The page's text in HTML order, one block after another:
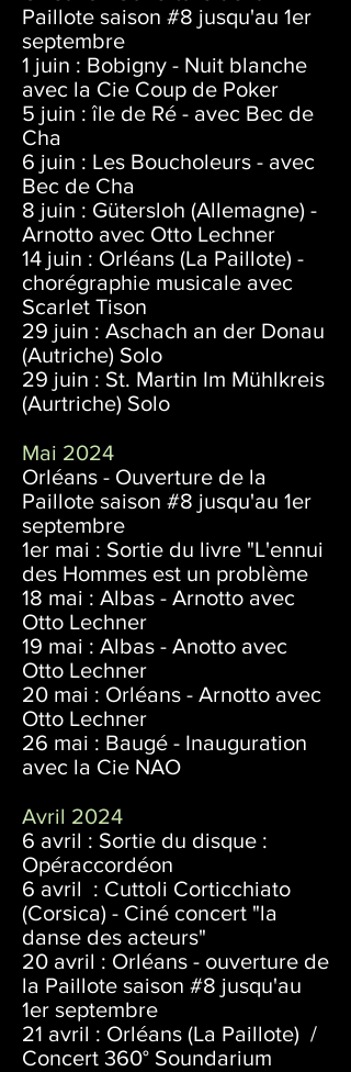
Paillote saison #8 jusqu'au 1er
septembre
1 juin : Bobigny - Nuit blanche
avec la Cie Coup de Poker
5 juin : île de Ré - avec Bec de
Cha
6 juin : Les Boucholeurs - avec
Bec de Cha
8 juin : Gütersloh (Allemagne) -
Arnotto avec Otto Lechner
14 juin : Orléans (La Paillote) -
chorégraphie musicale avec
Scarlet Tison
29 juin : Aschach an der Donau
(Autriche) Solo
29 juin : St. Martin Im Mühlkreis
(Aurtriche) Solo
Mai 2024
Orléans - Ouverture de la
Paillote saison #8 jusqu'au 1er
septembre
1er mai : Sortie du livre "L'ennui
des Hommes est un problème
18 mai : Albas - Arnotto avec
Otto Lechner
19 mai : Albas - Anotto avec
Otto Lechner
20 mai : Orléans - Arnotto avec
Otto Lechner
26 mai : Baugé - Inauguration
avec la Cie NAO
Avril 2024
6 avril : Sortie du disque :
Opéraccordéon
6 avril : Cuttoli Corticchiato
(Corsica) - Ciné concert "la
danse des acteurs"
20 avril : Orléans - ouverture de
la Paillote saison #8 jusqu'au
1er septembre
21 avril : Orléans (La Paillote) /
Concert 360° Soundarium